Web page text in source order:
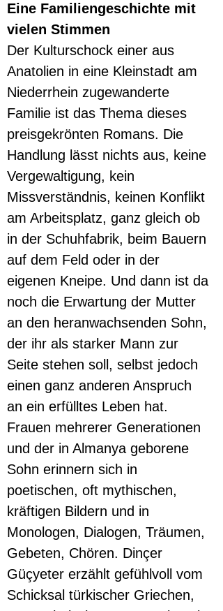
Eine Familiengeschichte mit
vielen Stimmen
Der Kulturschock einer aus
Anatolien in eine Kleinstadt am
Niederrhein zugewanderte
Familie ist das Thema dieses
preisgekrönten Romans. Die
Handlung lässt nichts aus, keine
Vergewaltigung, kein
Missverständnis, keinen Konflikt
am Arbeitsplatz, ganz gleich ob
in der Schuhfabrik, beim Bauern
auf dem Feld oder in der
eigenen Kneipe. Und dann ist da
noch die Erwartung der Mutter
an den heranwachsenden Sohn,
der ihr als starker Mann zur
Seite stehen soll, selbst jedoch
einen ganz anderen Anspruch
an ein erfülltes Leben hat.
Frauen mehrerer Generationen
und der in Almanya geborene
Sohn erinnern sich in
poetischen, oft mythischen,
kräftigen Bildern und in
Monologen, Dialogen, Träumen,
Gebeten, Chören. Dinçer
Güçyeter erzählt gefühlvoll vom
Schicksal türkischer Griechen,